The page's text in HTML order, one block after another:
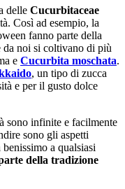
delle Cucurbitaceae
Così ad esempio, la
fanno parte della
da noi si coltivano di più
e Cucurbita moschata.
, un tipo di zucca
e per il gusto dolce
sono infinite e facilmente
sono gli aspetti
a qualsiasi
della tradizione